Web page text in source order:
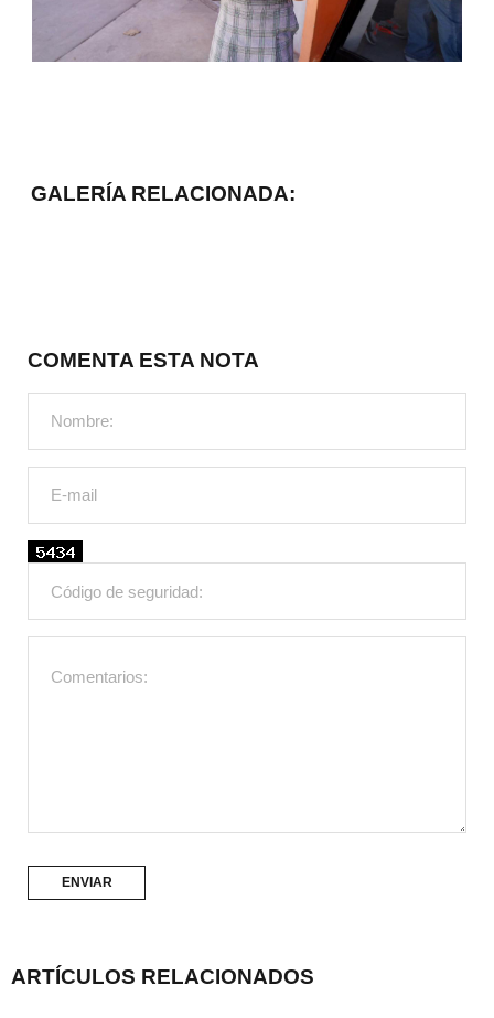
GALERÍA RELACIONADA:
COMENTA ESTA NOTA
ARTÍCULOS RELACIONADOS